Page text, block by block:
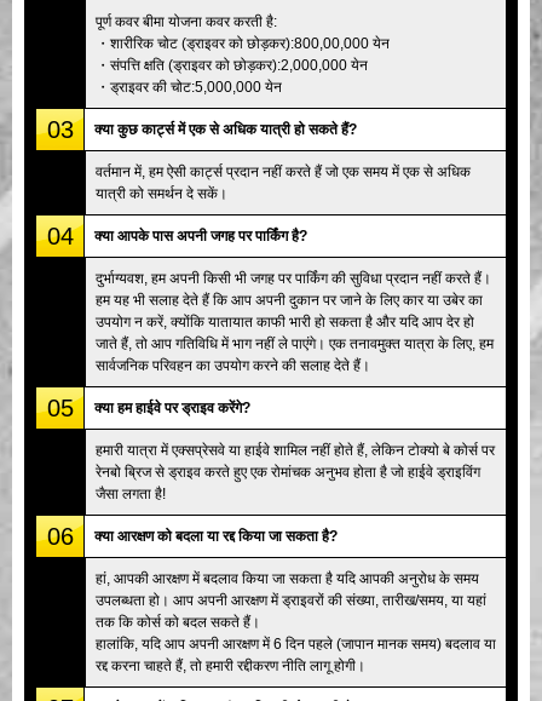
पूर्ण कवर बीमा योजना कवर करती है:
・शारीरिक चोट (ड्राइवर को छोड़कर):800,00,000 येन
・संपत्ति क्षति (ड्राइवर को छोड़कर):2,000,000 येन
・ड्राइवर की चोट:5,000,000 येन
03 क्या कुछ कार्ट्स में एक से अधिक यात्री हो सकते हैं?
वर्तमान में, हम ऐसी कार्ट्स प्रदान नहीं करते हैं जो एक समय में एक से अधिक
यात्री को समर्थन दे सकें।
04 क्या आपके पास अपनी जगह पर पार्किंग है?
दुर्भाग्यवश, हम अपनी किसी भी जगह पर पार्किंग की सुविधा प्रदान नहीं करते हैं।
हम यह भी सलाह देते हैं कि आप अपनी दुकान पर जाने के लिए कार या उबेर का
उपयोग न करें, क्योंकि यातायात काफी भारी हो सकता है और यदि आप देर हो
जाते हैं, तो आप गतिविधि में भाग नहीं ले पाएंगे। एक तनावमुक्त यात्रा के लिए, हम
सार्वजनिक परिवहन का उपयोग करने की सलाह देते हैं।
05 क्या हम हाईवे पर ड्राइव करेंगे?
हमारी यात्रा में एक्सप्रेसवे या हाईवे शामिल नहीं होते हैं, लेकिन टोक्यो बे कोर्स पर
रेनबो ब्रिज से ड्राइव करते हुए एक रोमांचक अनुभव होता है जो हाईवे ड्राइविंग
जैसा लगता है!
06 क्या आरक्षण को बदला या रद्द किया जा सकता है?
हां, आपकी आरक्षण में बदलाव किया जा सकता है यदि आपकी अनुरोध के समय
उपलब्धता हो। आप अपनी आरक्षण में ड्राइवरों की संख्या, तारीख/समय, या यहां
तक कि कोर्स को बदल सकते हैं।
हालांकि, यदि आप अपनी आरक्षण में 6 दिन पहले (जापान मानक समय) बदलाव या
रद्द करना चाहते हैं, तो हमारी रद्दीकरण नीति लागू होगी।